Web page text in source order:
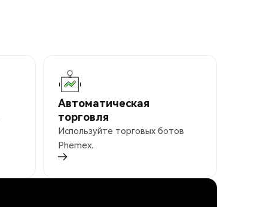
Автоматическая
торговля
Используйте торговых ботов
Phemex.